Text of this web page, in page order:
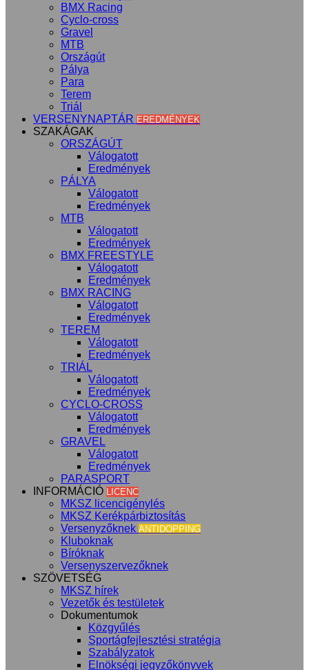
BMX Racing
Cyclo-cross
Gravel
MTB
Országút
Pálya
Para
Terem
Triál
VERSENYNAPTÁR EREDMÉNYEK
SZAKÁGAK
ORSZÁGÚT
Válogatott
Eredmények
PÁLYA
Válogatott
Eredmények
MTB
Válogatott
Eredmények
BMX FREESTYLE
Válogatott
Eredmények
BMX RACING
Válogatott
Eredmények
TEREM
Válogatott
Eredmények
TRIÁL
Válogatott
Eredmények
CYCLO-CROSS
Válogatott
Eredmények
GRAVEL
Válogatott
Eredmények
PARASPORT
INFORMÁCIÓ LICENC
MKSZ licencigénylés
MKSZ Kerékpárbiztosítás
Versenyzőknek ANTIDOPPING
Kluboknak
Bíróknak
Versenyszervezőknek
SZÖVETSÉG
MKSZ hírek
Vezetők és testületek
Dokumentumok
Közgyűlés
Sportágfejlesztési stratégia
Szabályzatok
Elnökségi jegyzőkönyvek